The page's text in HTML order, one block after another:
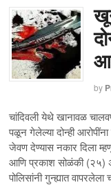
by
चांदिवली येथे खानावळ
पळून गेलेल्या दोन्ही
जेवण देण्यास नकार दिला
आणि प्रकाश सोळंकी (२५)
पोलिसांनी गुन्ह्यात